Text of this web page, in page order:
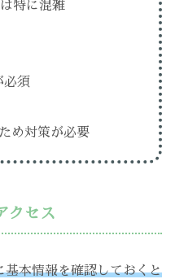
特に混雑
必須
め対策が必要
クセス
基本情報を確認しておくと